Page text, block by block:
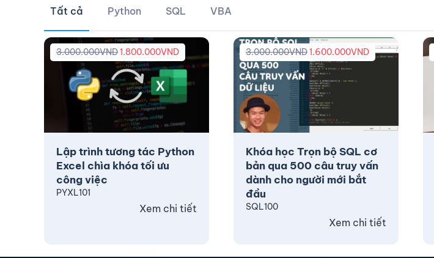
Tất cả Python SQL VBA
Lập trình tương tác Python
Excel chìa khóa tối ưu
công việc
3.000.000VND1.800.000VND
PYXL101
Xem chi tiết
Khóa học Trọn bộ SQL cơ
bản qua 500 câu truy vấn
dành cho người mới bắt
đầu
3.000.000VND1.600.000VND
SQL100
Xem chi tiết